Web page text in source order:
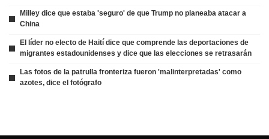
Milley dice que estaba 'seguro' de que Trump no planeaba atacar a
China
El líder no electo de Haití dice que comprende las deportaciones de
migrantes estadounidenses y dice que las elecciones se retrasarán
Las fotos de la patrulla fronteriza fueron 'malinterpretadas' como
azotes, dice el fotógrafo